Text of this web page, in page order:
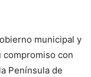
municipal y
con
Península de